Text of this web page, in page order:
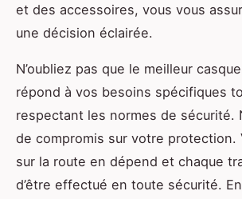
et des accessoires, vous vous
une décision éclairée.
N’oubliez pas que le meilleur
répond à vos besoins spécifiques
respectant les normes de sécurité.
de compromis sur votre protection.
sur la route en dépend et chaque
d’être effectué en toute sécurité.